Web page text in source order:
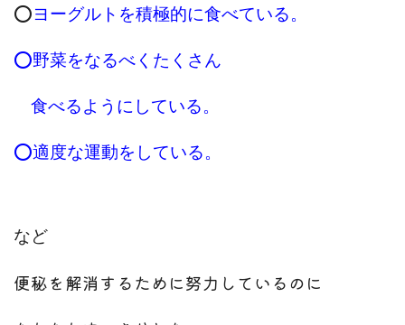
⭕️ヨーグルトを積極的に食べている。
⭕️野菜をなるべくたくさん
食べるようにしている。
⭕️適度な運動をしている。
など
便秘を解消するために努力しているのに